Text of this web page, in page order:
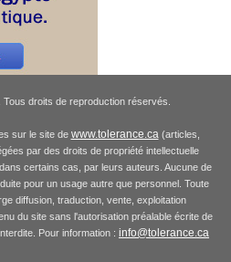
droits de reproduction réservés.
sur le site de www.tolerance.ca(articles,
par des droits de propriété intellectuelle
certains cas, par leurs auteurs. Aucune de
pour un usage autre que personnel. Toute
diffusion, traduction, vente, exploitation
du site sans l'autorisation préalable écrite de
Pour information : info@tolerance.ca